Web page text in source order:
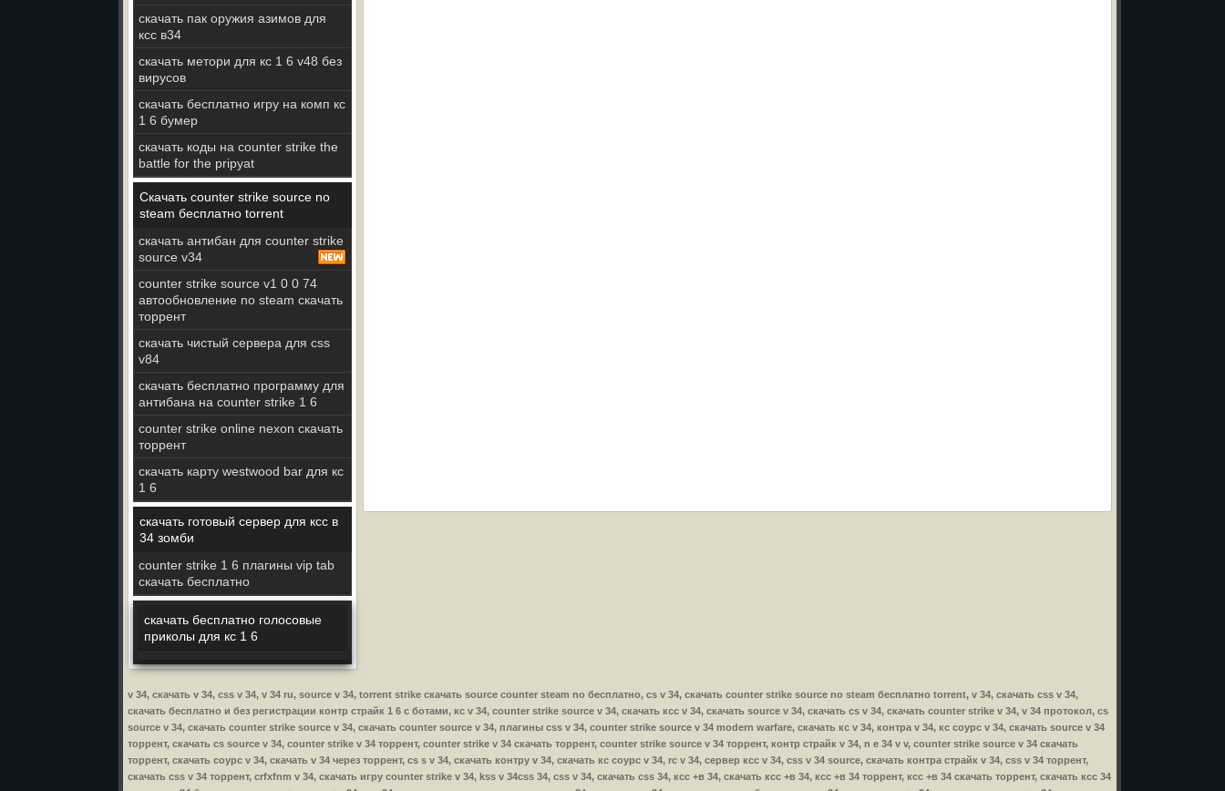
скачать пак оружия азимов для
ксс в34
скачать метори для кс 1 6 v48 без
вирусов
скачать бесплатно игру на комп кс
1 6 бумер
скачать коды на counter strike the
battle for the pripyat
Скачать counter strike source no
steam бесплатно torrent
скачать антибан для counter strike
source v34
counter strike source v1 0 0 74
автообновление no steam скачать
торрент
скачать чистый сервера для css
v84
скачать бесплатно программу для
антибана на counter strike 1 6
counter strike online nexon скачать
торрент
скачать карту westwood bar для кс
1 6
скачать готовый сервер для ксс в
34 зомби
counter strike 1 6 плагины vip tab
скачать бесплатно
скачать бесплатно голосовые
приколы для кс 1 6
v 34, скачать v 34, css v 34, v 34 ru, source v 34, torrent strike скачать source counter steam no бесплатно, cs v 34, скачать counter strike source no steam бесплатно torrent, v 34, скачать css v 34,
скачать бесплатно и без регистрации контр страйк 1 6 с ботами, кс v 34, counter strike source v 34, скачать ксс v 34, скачать source v 34, скачать cs v 34, скачать counter strike v 34, v 34 протокол, cs
source v 34, скачать counter strike source v 34, скачать counter source v 34, плагины css v 34, counter strike source v 34 modern warfare, скачать кс v 34, контра v 34, кс соурс v 34, скачать source v 34
торрент, скачать cs source v 34, counter strike v 34 торрент, counter strike v 34 скачать торрент, counter strike source v 34 торрент, контр страйк v 34, n e 34 v v, counter strike source v 34 скачать
торрент, скачать соурс v 34, скачать v 34 через торрент, cs s v 34, скачать контру v 34, скачать кс соурс v 34, rc v 34, сервер ксс v 34, css v 34 source, скачать контра страйк v 34, css v 34 торрент,
скачать css v 34 торрент, crfxfnm v 34, скачать игру counter strike v 34, kss v 34css 34, css v 34, скачать css 34, ксс +в 34, скачать ксс +в 34, ксс +в 34 торрент, ксс +в 34 скачать торрент, скачать ксс 34